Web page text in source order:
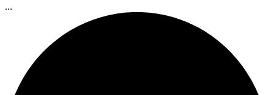
...